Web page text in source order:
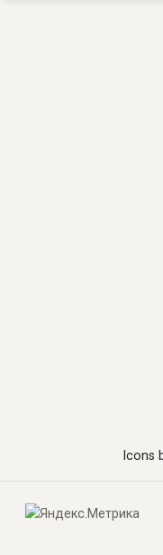
Icons